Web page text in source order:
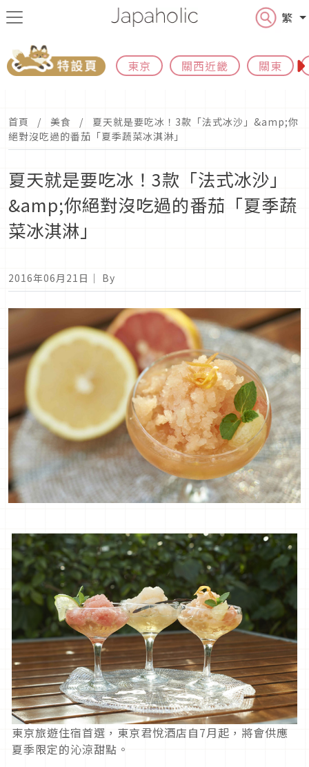
繁
東京 關西近畿 關東
首頁 美食
夏天就是要吃冰！3款「法式冰沙」&amp;你
絕對沒吃過的番茄「夏季蔬菜冰淇淋」
夏天就是要吃冰！3款「法式冰沙」
&amp;你絕對沒吃過的番茄「夏季蔬
菜冰淇淋」
2016年06月21日 ｜ By
東京旅遊住宿首選，東京君悅酒店自7月起，將會供應
夏季限定的沁涼甜點。